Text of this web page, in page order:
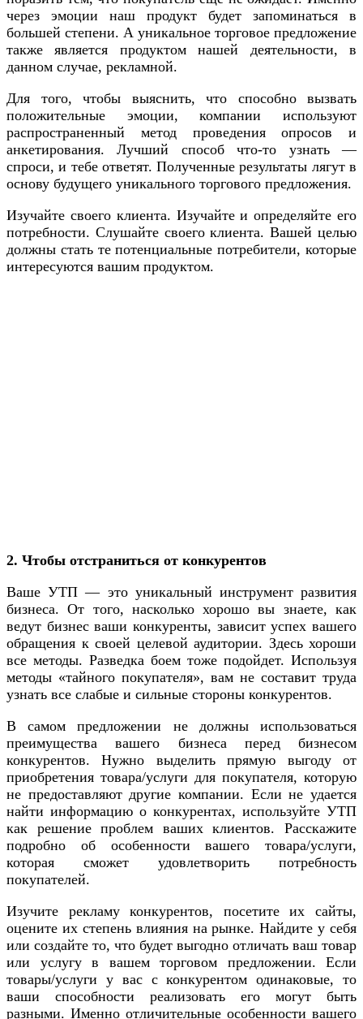
через эмоции наш продукт будет запоминаться в
большей степени. А уникальное торговое предложение
также является продуктом нашей деятельности, в
данном случае, рекламной.
Для того, чтобы выяснить, что способно вызвать
положительные эмоции, компании используют
распространенный метод проведения опросов и
анкетирования. Лучший способ что-то узнать —
спроси, и тебе ответят. Полученные результаты лягут в
основу будущего уникального торгового предложения.
Изучайте своего клиента. Изучайте и определяйте его
потребности. Слушайте своего клиента. Вашей целью
должны стать те потенциальные потребители, которые
интересуются вашим продуктом.
2. Чтобы отстраниться от конкурентов
Ваше УТП — это уникальный инструмент развития
бизнеса. От того, насколько хорошо вы знаете, как
ведут бизнес ваши конкуренты, зависит успех вашего
обращения к своей целевой аудитории. Здесь хороши
все методы. Разведка боем тоже подойдет. Используя
методы «тайного покупателя», вам не составит труда
узнать все слабые и сильные стороны конкурентов.
В самом предложении не должны использоваться
преимущества вашего бизнеса перед бизнесом
конкурентов. Нужно выделить прямую выгоду от
приобретения товара/услуги для покупателя, которую
не предоставляют другие компании. Если не удается
найти информацию о конкурентах, используйте УТП
как решение проблем ваших клиентов. Расскажите
подробно об особенности вашего товара/услуги,
которая сможет удовлетворить потребность
покупателей.
Изучите рекламу конкурентов, посетите их сайты,
оцените их степень влияния на рынке. Найдите у себя
или создайте то, что будет выгодно отличать ваш товар
или услугу в вашем торговом предложении. Если
товары/услуги у вас с конкурентом одинаковые, то
ваши способности реализовать его могут быть
разными. Именно отличительные особенности вашего